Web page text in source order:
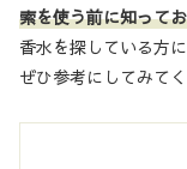
索を使う前に知って
香水を探している方
ぜひ参考にしてみてく